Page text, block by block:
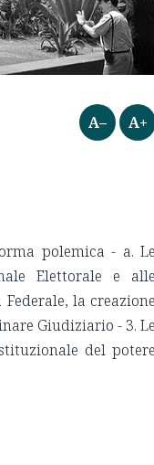
A– A+
polemica - a. Le
Elettorale e alle
la creazione
Giudiziario - 3. Le
del potere